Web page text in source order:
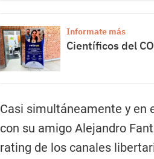
Informate más
Científicos del
Casi simultáneamente y en
con su amigo Alejandro
rating de los canales